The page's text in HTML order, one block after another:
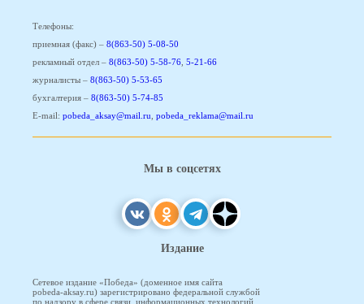
Телефоны:
приемная (факс) – 8(863-50) 5-08-50
рекламный отдел – 8(863-50) 5-58-76, 5-21-66
журналисты – 8(863-50) 5-53-65
бухгалтерия – 8(863-50) 5-74-85
E-mail: pobeda_aksay@mail.ru, pobeda_reklama@mail.ru
Мы в соцсетях
Издание
Сетевое издание «Победа» (доменное имя сайта
pobeda-aksay.ru) зарегистрировано федеральной службой
по надзору в сфере связи, информационных технологий